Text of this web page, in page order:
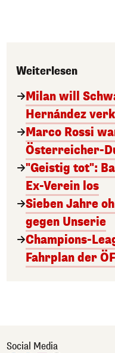
Weiterlesen
Milan will
Hernández
Marco Rossi
Österreicher-
"Geistig tot":
Ex-Verein los
Sieben Jahre
gegen Unserie
Champions-
Fahrplan der
Social Media